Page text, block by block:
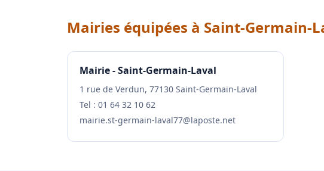
Mairies équipées à Saint-Germain-
Mairie - Saint-Germain-Laval
1 rue de Verdun, 77130 Saint-Germain-Laval
Tel : 01 64 32 10 62
mairie.st-germain-laval77@laposte.net